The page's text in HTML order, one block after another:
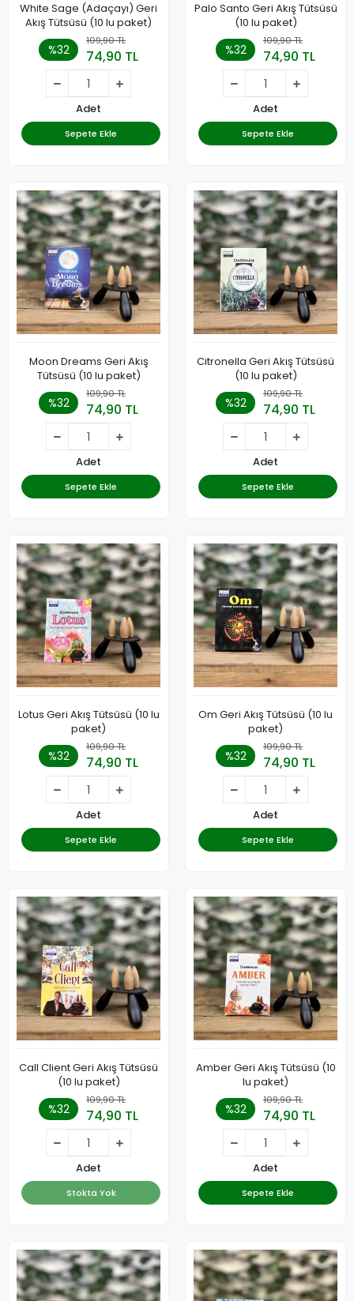
White Sage (Adaçayı) Geri
Akış Tütsüsü (10 lu paket)
%32
109,90 TL
74,90 TL
Adet
Sepete Ekle
Palo Santo Geri Akış Tütsüsü
(10 lu paket)
%32
109,90 TL
74,90 TL
Adet
Sepete Ekle
Moon Dreams Geri Akış
Tütsüsü (10 lu paket)
%32
109,90 TL
74,90 TL
Adet
Sepete Ekle
Citronella Geri Akış Tütsüsü
(10 lu paket)
%32
109,90 TL
74,90 TL
Adet
Sepete Ekle
Lotus Geri Akış Tütsüsü (10 lu
paket)
%32
109,90 TL
74,90 TL
Adet
Sepete Ekle
Om Geri Akış Tütsüsü (10 lu
paket)
%32
109,90 TL
74,90 TL
Adet
Sepete Ekle
Call Client Geri Akış Tütsüsü
(10 lu paket)
%32
109,90 TL
74,90 TL
Adet
Stokta Yok
Amber Geri Akış Tütsüsü (10
lu paket)
%32
109,90 TL
74,90 TL
Adet
Sepete Ekle